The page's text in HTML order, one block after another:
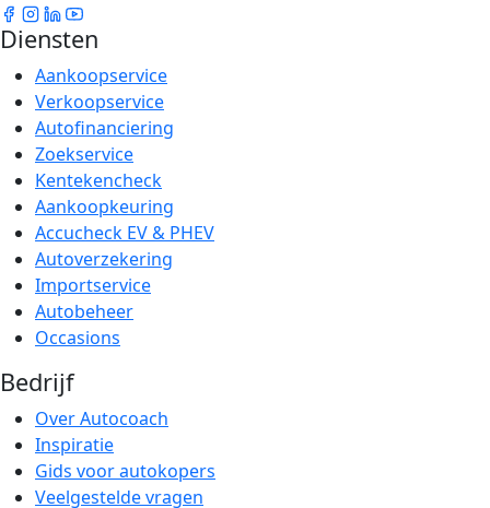
Diensten
Aankoopservice
Verkoopservice
Autofinanciering
Zoekservice
Kentekencheck
Aankoopkeuring
Accucheck EV & PHEV
Autoverzekering
Importservice
Autobeheer
Occasions
Bedrijf
Over Autocoach
Inspiratie
Gids voor autokopers
Veelgestelde vragen